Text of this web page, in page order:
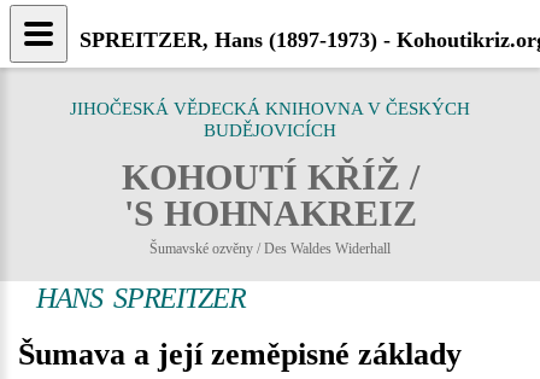
JIHOČESKÁ VĚDECKÁ KNIHOVNA V ČESKÝCH
BUDĚJOVICÍCH
KOHOUTÍ KŘÍŽ /
'S HOHNAKREIZ
Šumavské ozvěny / Des Waldes Widerhall
HANS SPREITZER
Šumava a její zeměpisné základy
SPREITZER, Hans (1897-1973) -